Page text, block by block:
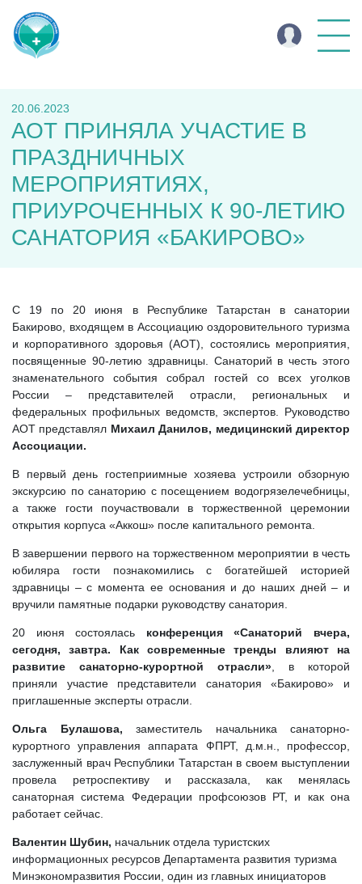
20.06.2023
АОТ ПРИНЯЛА УЧАСТИЕ В
ПРАЗДНИЧНЫХ
МЕРОПРИЯТИЯХ,
ПРИУРОЧЕННЫХ К 90-ЛЕТИЮ
САНАТОРИЯ «БАКИРОВО»
С 19 по 20 июня в Республике Татарстан в санатории
Бакирово, входящем в Ассоциацию оздоровительного туризма
и корпоративного здоровья (АОТ), состоялись мероприятия,
посвященные 90-летию здравницы. Санаторий в честь этого
знаменательного события собрал гостей со всех уголков
России – представителей отрасли, региональных и
федеральных профильных ведомств, экспертов. Руководство
АОТ представлял Михаил Данилов, медицинский директор
Ассоциации.
В первый день гостеприимные хозяева устроили обзорную
экскурсию по санаторию с посещением водогрязелечебницы,
а также гости поучаствовали в торжественной церемонии
открытия корпуса «Аккош» после капитального ремонта.
В завершении первого на торжественном мероприятии в честь
юбиляра гости познакомились с богатейшей историей
здравницы – с момента ее основания и до наших дней – и
вручили памятные подарки руководству санатория.
20 июня состоялась конференция «Санаторий вчера,
сегодня, завтра. Как современные тренды влияют на
развитие санаторно-курортной отрасли» , в которой
приняли участие представители санатория «Бакирово» и
приглашенные эксперты отрасли.
Ольга Булашова, заместитель начальника санаторно-
курортного управления аппарата ФПРТ, д.м.н., профессор,
заслуженный врач Республики Татарстан в своем выступлении
провела ретроспективу и рассказала, как менялась
санаторная система Федерации профсоюзов РТ, и как она
работает сейчас.
Валентин Шубин, начальник отдела туристских
информационных ресурсов Департамента развития туризма
Минэкономразвития России , один из главных инициаторов